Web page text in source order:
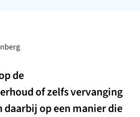
de
of zelfs vervanging
daarbij op een manier die